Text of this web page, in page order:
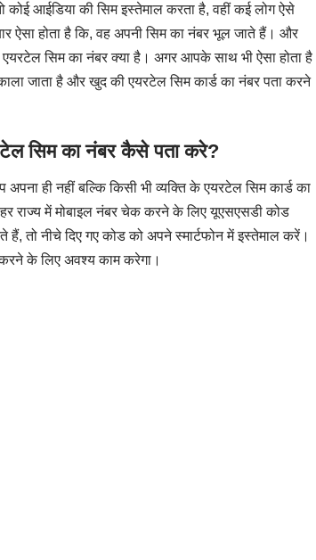
कोई आईडिया की सिम इस्तेमाल करता है, वहीं कई लोग ऐसे
ऐसा होता है कि, वह अपनी सिम का नंबर भूल जाते हैं। और
सिम का नंबर क्या है। अगर आपके साथ भी ऐसा होता है
जाता है और खुद की एयरटेल सिम कार्ड का नंबर पता करने
सिम का नंबर कैसे पता करे?
ही नहीं बल्कि किसी भी व्यक्ति के एयरटेल सिम कार्ड का
राज्य में मोबाइल नंबर चेक करने के लिए यूएसएसडी कोड
तो नीचे दिए गए कोड को अपने स्मार्टफोन में इस्तेमाल करें।
के लिए अवश्य काम करेगा।